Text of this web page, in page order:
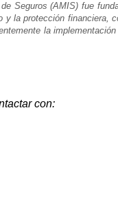
Seguros (AMIS) fue
y la protección
la
con: